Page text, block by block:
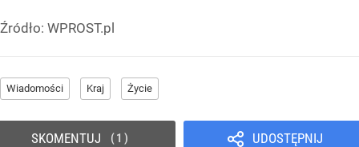
Źródło: WPROST.pl
Wiadomości Kraj Życie
UDOSTĘPNIJ
SKOMENTUJ 1